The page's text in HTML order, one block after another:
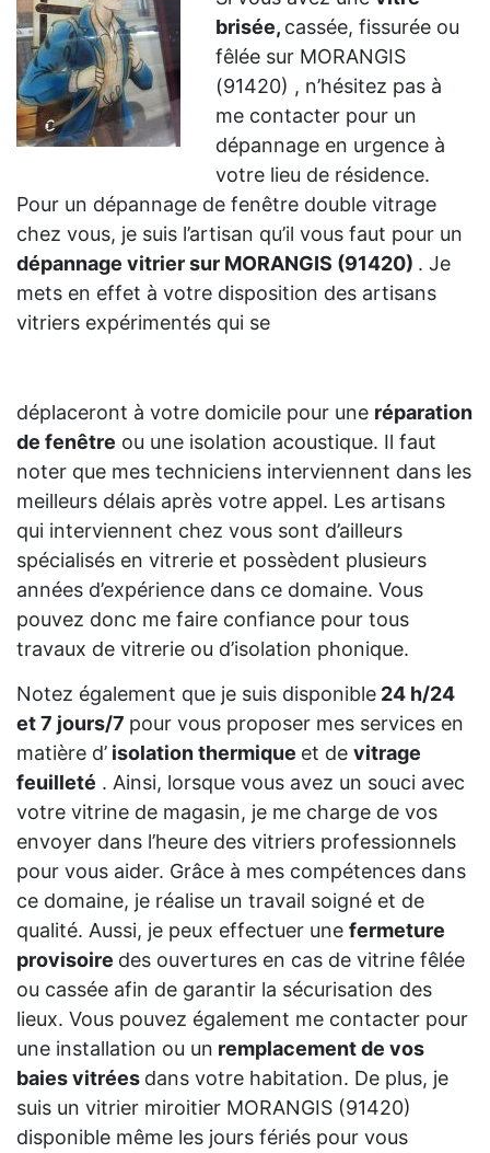
brisée, cassée, fissurée ou
fêlée sur MORANGIS
(91420) , n’hésitez pas à
me contacter pour un
dépannage en urgence à
votre lieu de résidence.
Pour un dépannage de fenêtre double vitrage
chez vous, je suis l’artisan qu’il vous faut pour un
dépannage vitrier sur MORANGIS (91420) . Je
mets en effet à votre disposition des artisans
vitriers expérimentés qui se
déplaceront à votre domicile pour une réparation
de fenêtre ou une isolation acoustique. Il faut
noter que mes techniciens interviennent dans les
meilleurs délais après votre appel. Les artisans
qui interviennent chez vous sont d’ailleurs
spécialisés en vitrerie et possèdent plusieurs
années d’expérience dans ce domaine. Vous
pouvez donc me faire confiance pour tous
travaux de vitrerie ou d’isolation phonique.
Notez également que je suis disponible 24 h/24
et 7 jours/7 pour vous proposer mes services en
matière d’ isolation thermique et de vitrage
feuilleté . Ainsi, lorsque vous avez un souci avec
votre vitrine de magasin, je me charge de vos
envoyer dans l’heure des vitriers professionnels
pour vous aider. Grâce à mes compétences dans
ce domaine, je réalise un travail soigné et de
qualité. Aussi, je peux effectuer une fermeture
provisoire des ouvertures en cas de vitrine fêlée
ou cassée afin de garantir la sécurisation des
lieux. Vous pouvez également me contacter pour
une installation ou un remplacement de vos
baies vitrées dans votre habitation. De plus, je
suis un vitrier miroitier MORANGIS (91420)
disponible même les jours fériés pour vous